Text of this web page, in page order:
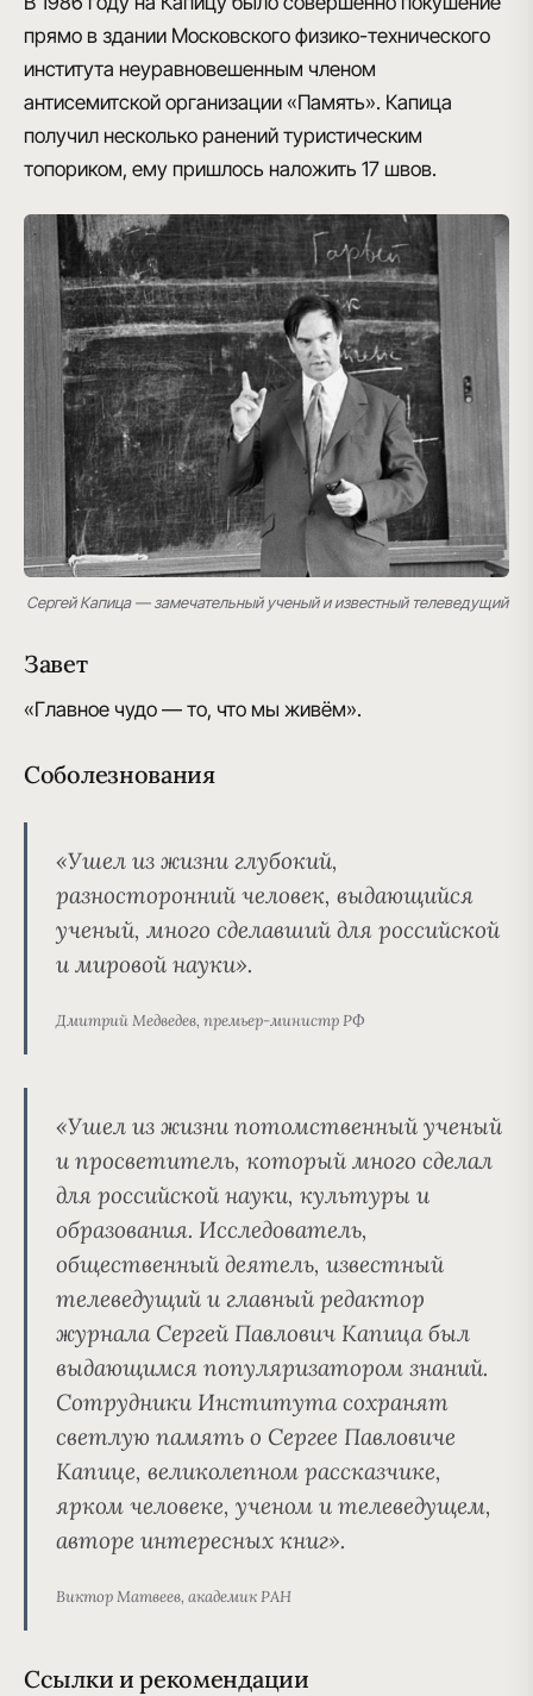
прямо в здании Московского физико-технического
института неуравновешенным членом
антисемитской организации «Память». Капица
получил несколько ранений туристическим
топориком, ему пришлось наложить 17 швов.
Сергей Капица — замечательный ученый и известный телеведущий
Завет
«Главное чудо — то, что мы живём».
Соболезнования
«Ушел из жизни глубокий,
разносторонний человек, выдающийся
ученый, много сделавший для российской
и мировой науки».
Дмитрий Медведев, премьер-министр РФ
«Ушел из жизни потомственный ученый
и просветитель, который много сделал
для российской науки, культуры и
образования. Исследователь,
общественный деятель, известный
телеведущий и главный редактор
журнала Сергей Павлович Капица был
выдающимся популяризатором знаний.
Сотрудники Института сохранят
светлую память о Сергее Павловиче
Капице, великолепном рассказчике,
ярком человеке, ученом и телеведущем,
авторе интересных книг».
Виктор Матвеев, академик РАН
Ссылки и рекомендации